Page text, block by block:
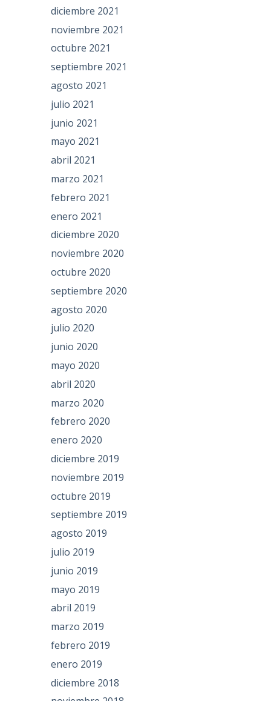
diciembre 2021
noviembre 2021
octubre 2021
septiembre 2021
agosto 2021
julio 2021
junio 2021
mayo 2021
abril 2021
marzo 2021
febrero 2021
enero 2021
diciembre 2020
noviembre 2020
octubre 2020
septiembre 2020
agosto 2020
julio 2020
junio 2020
mayo 2020
abril 2020
marzo 2020
febrero 2020
enero 2020
diciembre 2019
noviembre 2019
octubre 2019
septiembre 2019
agosto 2019
julio 2019
junio 2019
mayo 2019
abril 2019
marzo 2019
febrero 2019
enero 2019
diciembre 2018